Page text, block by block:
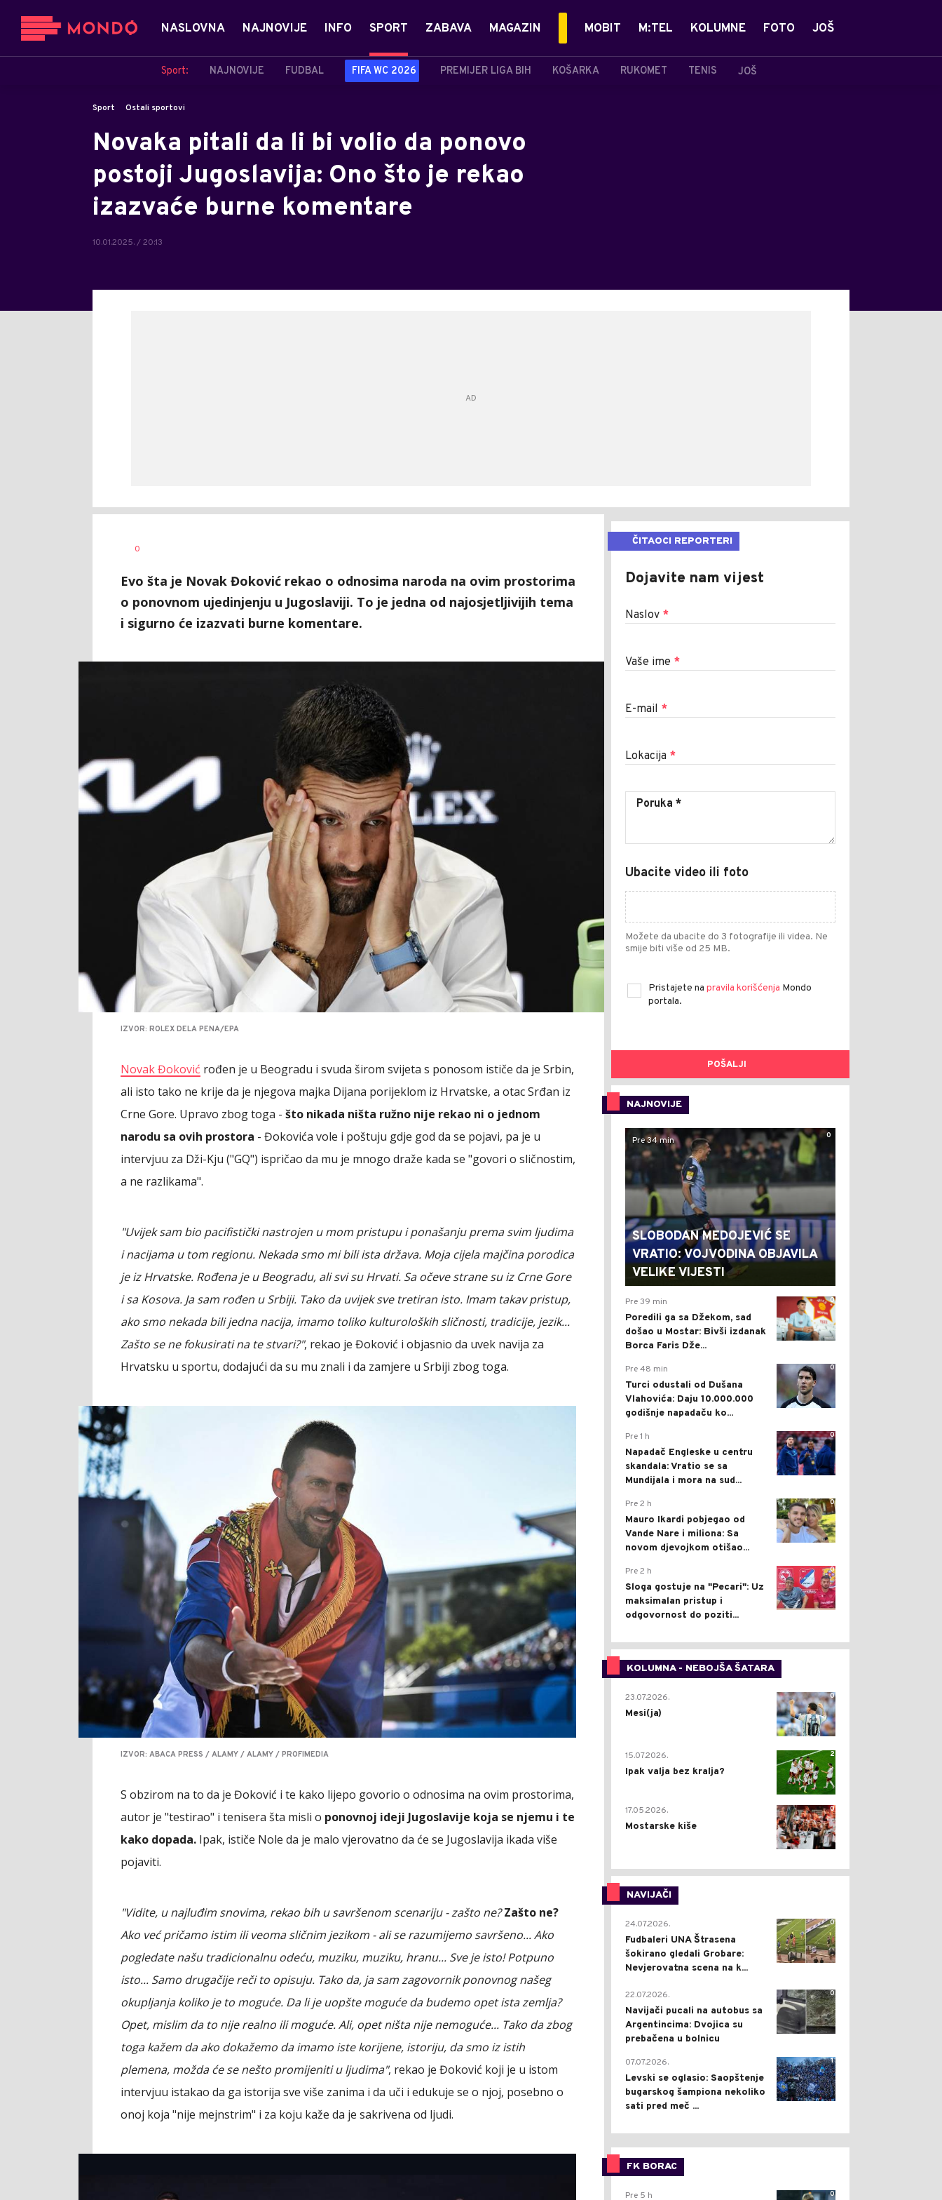
NASLOVNA NAJNOVIJE INFO SPORT
Sport: NAJNOVIJE FUDBAL FIFA WC 2026 PREMIJER LIGA BIH KOŠARKA RUKOMET TENIS JOŠ
ZABAVA MAGAZIN MOBIT M:TEL KOLUMNE FOTO JOŠ
Sport Ostali sportovi
Novaka pitali da li bi volio da ponovo
postoji Jugoslavija: Ono što je rekao
izazvaće burne komentare
10.01.2025. / 20:13
0
Evo šta je Novak Đoković rekao o odnosima naroda na ovim prostorima
o ponovnom ujedinjenju u Jugoslaviji. To je jedna od najosjetljivijih tema
i sigurno će izazvati burne komentare.
IZVOR: ROLEX DELA PENA/EPA
Novak Đoković rođen je u Beogradu i svuda širom svijeta s ponosom ističe da je Srbin,
ali isto tako ne krije da je njegova majka Dijana porijeklom iz Hrvatske, a otac Srđan iz
Crne Gore. Upravo zbog toga - što nikada ništa ružno nije rekao ni o jednom
narodu sa ovih prostora - Đokovića vole i poštuju gdje god da se pojavi, pa je u
intervjuu za Dži-Kju ("GQ") ispričao da mu je mnogo draže kada se "govori o sličnostim,
a ne razlikama".
"Uvijek sam bio pacifistički nastrojen u mom pristupu i ponašanju prema svim ljudima
i nacijama u tom regionu. Nekada smo mi bili ista država. Moja cijela majčina porodica
je iz Hrvatske. Rođena je u Beogradu, ali svi su Hrvati. Sa očeve strane su iz Crne Gore
i sa Kosova. Ja sam rođen u Srbiji. Tako da uvijek sve tretiran isto. Imam takav pristup,
ako smo nekada bili jedna nacija, imamo toliko kulturoloških sličnosti, tradicije, jezik...
Zašto se ne fokusirati na te stvari?", rekao je Đoković i objasnio da uvek navija za
Hrvatsku u sportu, dodajući da su mu znali i da zamjere u Srbiji zbog toga.
IZVOR: ABACA PRESS / ALAMY / ALAMY / PROFIMEDIA
S obzirom na to da je Đoković i te kako lijepo govorio o odnosima na ovim prostorima,
autor je "testirao" i tenisera šta misli o ponovnoj ideji Jugoslavije koja se njemu i te
kako dopada. Ipak, ističe Nole da je malo vjerovatno da će se Jugoslavija ikada više
pojaviti.
"Vidite, u najluđim snovima, rekao bih u savršenom scenariju - zašto ne?Zašto ne?
Ako već pričamo istim ili veoma sličnim jezikom - ali se razumijemo savršeno... Ako
pogledate našu tradicionalnu odeću, muziku, muziku, hranu... Sve je isto! Potpuno
isto... Samo drugačije reči to opisuju. Tako da, ja sam zagovornik ponovnog našeg
okupljanja koliko je to moguće. Da li je uopšte moguće da budemo opet ista zemlja?
Opet, mislim da to nije realno ili moguće. Ali, opet ništa nije nemoguće... Tako da zbog
toga kažem da ako dokažemo da imamo iste korijene, istoriju, da smo iz istih
plemena, možda će se nešto promijeniti u ljudima", rekao je Đoković koji je u istom
intervjuu istakao da ga istorija sve više zanima i da uči i edukuje se o njoj, posebno o
onoj koja "nije mejnstrim" i za koju kaže da je sakrivena od ljudi.
ČITAOCI REPORTERI
Dojavite nam vijest
Naslov *
Vaše ime *
E-mail *
Lokacija *
Ubacite video ili foto
Možete da ubacite do 3 fotografije ili videa. Ne
smije biti više od 25 MB.
Pristajete na pravila korišćenja Mondo
portala.
POŠALJI
NAJNOVIJE
0
Pre 34 min
SLOBODAN MEDOJEVIĆ SE
VRATIO: VOJVODINA OBJAVILA
VELIKE VIJESTI
0
Pre 39 min
Poredili ga sa Džekom, sad
došao u Mostar: Bivši izdanak
Borca Faris Dže...
0
Pre 48 min
Turci odustali od Dušana
Vlahovića: Daju 10.000.000
godišnje napadaču ko...
0
Pre 1 h
Napadač Engleske u centru
skandala: Vratio se sa
Mundijala i mora na sud...
0
Pre 2 h
Mauro Ikardi pobjegao od
Vande Nare i miliona: Sa
novom djevojkom otišao...
0
Pre 2 h
Sloga gostuje na "Pecari": Uz
maksimalan pristup i
odgovornost do poziti...
KOLUMNA - NEBOJŠA ŠATARA
0
23.07.2026.
Mesi(ja)
2
15.07.2026.
Ipak valja bez kralja?
0
17.05.2026.
Mostarske kiše
NAVIJAČI
0
24.07.2026.
Fudbaleri UNA Štrasena
šokirano gledali Grobare:
Nevjerovatna scena na k...
0
22.07.2026.
Navijači pucali na autobus sa
Argentincima: Dvojica su
prebačena u bolnicu
1
07.07.2026.
Levski se oglasio: Saopštenje
bugarskog šampiona nekoliko
sati pred meč ...
FK BORAC
0
Pre 5 h